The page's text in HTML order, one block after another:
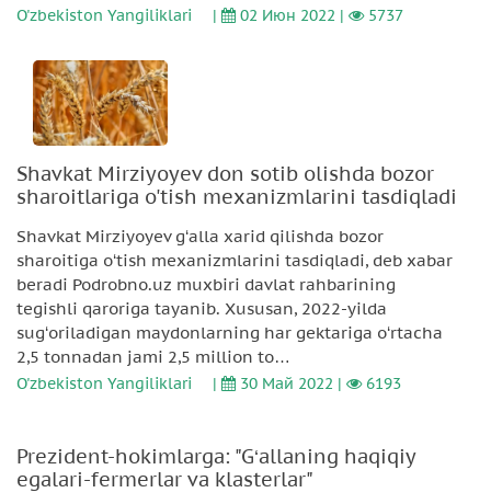
O'zbekiston Yangiliklari | 02 Июн 2022 | 5737
Shavkat Mirziyoyev don sotib olishda bozor
sharoitlariga o'tish mexanizmlarini tasdiqladi
Shavkat Mirziyoyev g‘alla xarid qilishda bozor
sharoitiga o‘tish mexanizmlarini tasdiqladi, deb xabar
beradi Podrobno.uz muxbiri davlat rahbarining
tegishli qaroriga tayanib. Xususan, 2022-yilda
sug‘oriladigan maydonlarning har gektariga o‘rtacha
2,5 tonnadan jami 2,5 million to…
O'zbekiston Yangiliklari | 30 Май 2022 | 6193
Prezident-hokimlarga: "G‘allaning haqiqiy
egalari-fermerlar va klasterlar"